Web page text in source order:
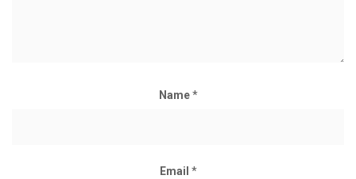
Name*
Email *